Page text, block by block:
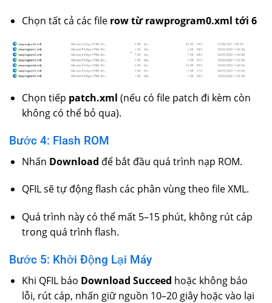
Chọn tất cả các file row từrawprogram0.xml tới 6
Chọn tiếp patch.xml (nếu có file patch đi kèm còn
không có thể bỏ qua).
Bước 4: Flash ROM
Nhấn Download để bắt đầu quá trình nạp ROM.
QFIL sẽ tự động flash các phân vùng theo file XML.
Quá trình này có thể mất 5–15 phút, không rút cáp
trong quá trình flash.
Bước 5: Khởi Động Lại Máy
Khi QFIL báo Download Succeed hoặc không báo
lỗi, rút cáp, nhấn giữ nguồn 10–20 giây hoặc vào lại